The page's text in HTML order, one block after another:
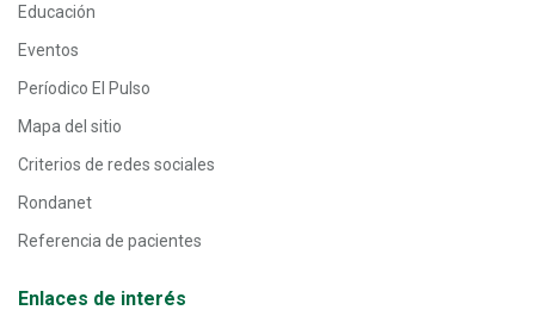
Educación
Eventos
Períodico El Pulso
Mapa del sitio
Criterios de redes sociales
Rondanet
Referencia de pacientes
Enlaces de interés